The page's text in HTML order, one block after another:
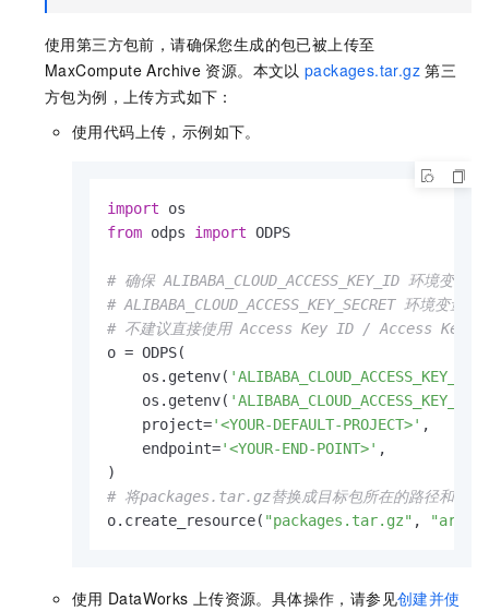
使用第三方包前，请确保您生成的包已被上传至
MaxCompute Archive 资源。本文以 packages.tar.gz 第三
方包为例，上传方式如下：
使用代码上传，示例如下。
import
from odps import ODPS
# 确保 ALIBABA_CLOUD_ACCESS_KEY_ID 环境变
# ALIBABA_CLOUD_ACCESS_KEY_SECRET 环境变
# 不建议直接使用 Access Key ID / Access Key
o = ODPS(
    os.getenv(
'ALIBABA_CLOUD_ACCESS_KEY_ID'
    os.getenv(
    project=
'<YOUR-DEFAULT-PROJECT>' ,
    endpoint=
'<YOUR-END-POINT>' ,
# 将packages.tar.gz替换成目标包所在的路径和文件
o.create_resource( "packages.tar.gz" ,
使用 DataWorks 上传资源。具体操作，请参见创建并使